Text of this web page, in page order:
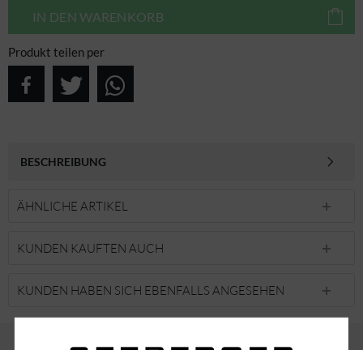
IN DEN WARENKORB
Produkt teilen per
BESCHREIBUNG
ÄHNLICHE ARTIKEL
KUNDEN KAUFTEN AUCH
KUNDEN HABEN SICH EBENFALLS ANGESEHEN